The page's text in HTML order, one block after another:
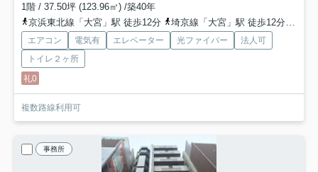
1階 / 37.50坪 (123.96㎡) /築40年
京浜東北線「大宮」駅 徒歩12分
埼京線「大宮」駅 徒歩12分
エアコン 電気有 エレベーター 光ファイバー
法人可
トイレ２ヶ所
礼0
複数路線利用可
事務所